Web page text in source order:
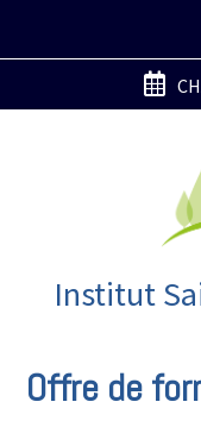
Institut
Offre de